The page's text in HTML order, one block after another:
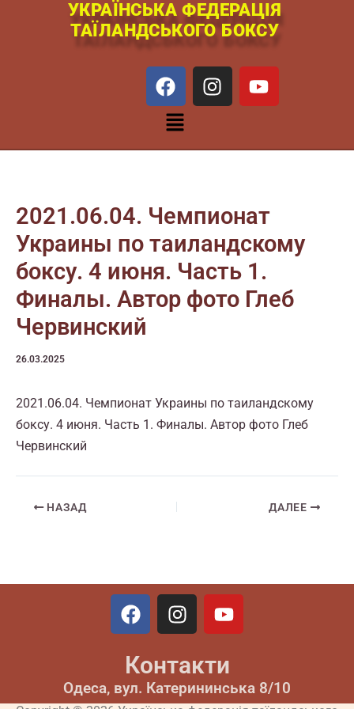
УКРАЇНСЬКА ФЕДЕРАЦІЯ
ТАЇЛАНДСЬКОГО БОКСУ
a
c
e
b
o
n
s
g
m
o
u
b
Меню
2021.06.04. Чемпионат
Украины по таиландскому
боксу. 4 июня. Часть 1.
Финалы. Автор фото Глеб
Червинский
26.03.2025
2021.06.04. Чемпионат Украины по таиландскому
боксу. 4 июня. Часть 1. Финалы. Автор фото Глеб
Червинский
НАЗАД ДАЛЕЕ
F
a
e
b
o
I
n
t
a
g
Y
o
t
u
b
Контакти
Одеса, вул. Катерининська 8/10